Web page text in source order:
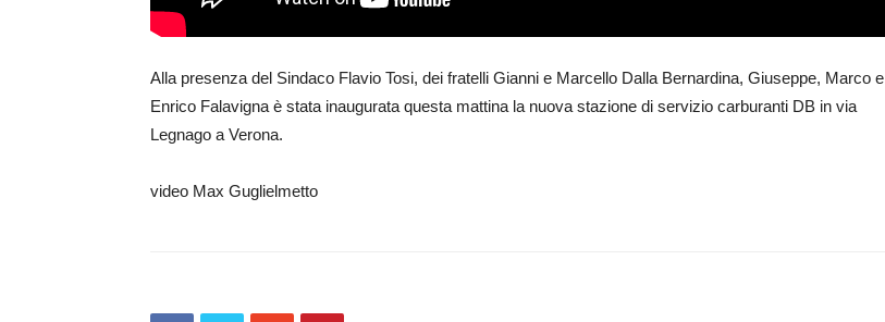
Alla presenza del Sindaco Flavio Tosi, dei fratelli Gianni e Marcello Dalla Bernardina, Giuseppe, Marco e
Enrico Falavigna è stata inaugurata questa mattina la nuova stazione di servizio carburanti DB in via
Legnago a Verona.
video Max Guglielmetto